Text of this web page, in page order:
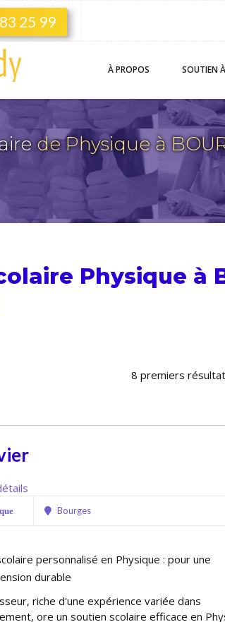
25 99
À PROPOS SOUTIEN
de Physique à
Physique à
8 premiers
Bourges
personnalisé en Physique : pour une
durable
riche d'une expérience variée dans
offre un soutien scolaire efficace en